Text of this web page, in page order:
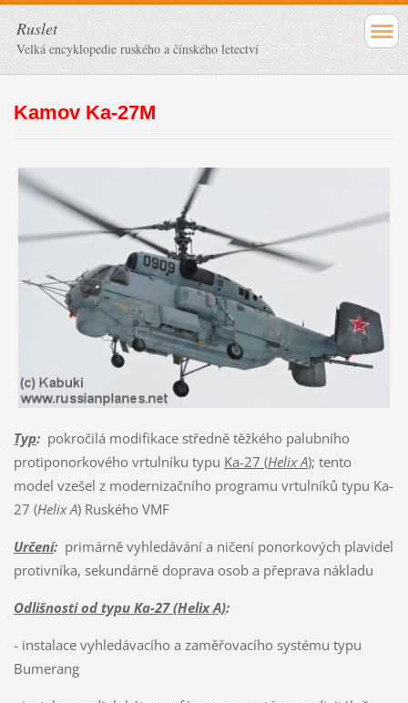
Ruslet
Velká encyklopedie ruského a čínského letectví
Kamov Ka-27M
Typ:pokročilá modifikace středně těžkého palubního
protiponorkového vrtulníku typu Ka-27 (Helix A); tento
model vzešel z modernizačního programu vrtulníků typu Ka-
27 (Helix A) Ruského VMF
Určení:primárně vyhledávání a ničení ponorkových plavidel
protivníka, sekundárně doprava osob a přeprava nákladu
Odlišnosti od typu Ka-27 (Helix A):
- instalace vyhledávacího a zaměřovacího systému typu
Bumerang